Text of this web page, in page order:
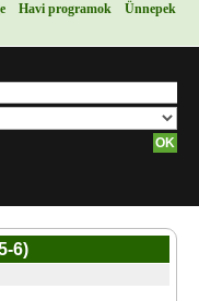
Havi programok
Ünnepek
6)